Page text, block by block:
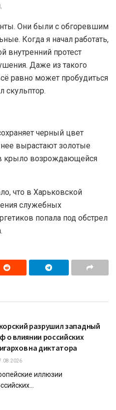
Они были с обгоревшим
Когда я начал работать,
внутренний протест
Даже из такого
равно может пробудиться
скульптор.
черный цвет
вырастают золотые
крыло возрождающейся
что в Харьковской
служебных
попала под обстрел
разрушил западный
о влиянии российских
на диктатора
иллюзии